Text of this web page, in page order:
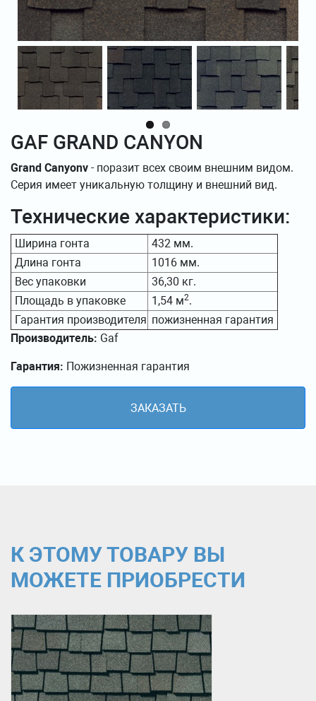
GAF GRAND CANYON
Grand Canyonv - поразит всех своим внешним видом.
Серия имеет уникальную толщину и внешний вид.
Технические характеристики:
Ширина гонта
432 мм.
Длина гонта
1016 мм.
Вес упаковки
36,30 кг.
Площадь в упаковке
1,54 м2.
Гарантия производителя пожизненная гарантия
Производитель: Gaf
Гарантия: Пожизненная гарантия
ЗАКАЗАТЬ
К ЭТОМУ ТОВАРУ ВЫ
МОЖЕТЕ ПРИОБРЕСТИ